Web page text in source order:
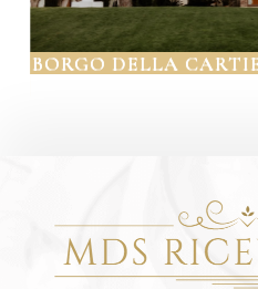
BORGO DELLA